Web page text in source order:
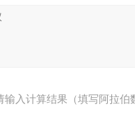
输入计算结果（填写阿拉伯